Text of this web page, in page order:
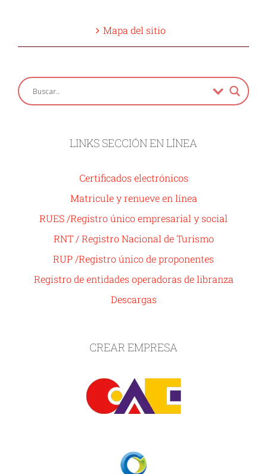
Mapa del sitio
LINKS SECCIÓN EN LÍNEA
Certificados electrónicos
Matricule y renueve en línea
RUES /Registro único empresarial y social
RNT / Registro Nacional de Turismo
RUP /Registro único de proponentes
Registro de entidades operadoras de libranza
Descargas
CREAR EMPRESA